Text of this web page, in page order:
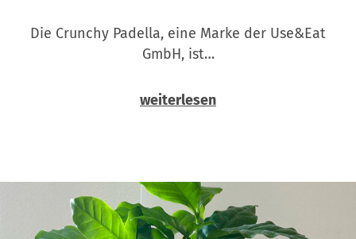
Die Crunchy Padella, eine Marke der Use&Eat
GmbH, ist…
weiterlesen